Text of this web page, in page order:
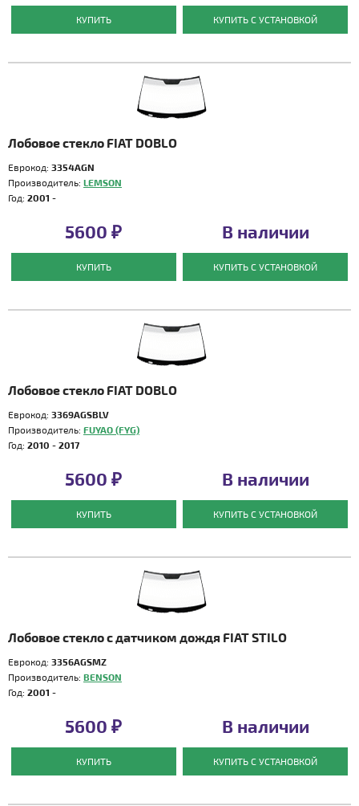
КУПИТЬ КУПИТЬ С УСТАНОВКОЙ
Лобовое стекло FIAT DOBLO
Еврокод: 3354AGN
Производитель: LEMSON
Год: 2001 -
5600 ₽
КУПИТЬ
В наличии
КУПИТЬ С УСТАНОВКОЙ
Лобовое стекло FIAT DOBLO
Еврокод: 3369AGSBLV
Производитель: FUYAO (FYG)
Год: 2010 - 2017
5600 ₽
КУПИТЬ
В наличии
КУПИТЬ С УСТАНОВКОЙ
Лобовое стекло с датчиком дождя FIAT STILO
Еврокод: 3356AGSMZ
Производитель: BENSON
Год: 2001 -
5600 ₽
КУПИТЬ
В наличии
КУПИТЬ С УСТАНОВКОЙ